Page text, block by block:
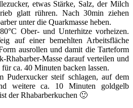
etwas Stärke, Salz, der Milch
glatt rühren. Nach 30min ziehen
unter die Quarkmasse heben.
Ober- und Unterhitze vorheizen.
auf einer bemehlten Arbeitsfläche
ausrollen und damit die Tarteform
Rhabarber-Masse darauf verteilen und
ca. 40 Minuten backen lassen.
Puderxucker steif schlagen, auf dem
weitere ca. 10 Minuten goldgelb
der Rhabarberkuchen 🙂